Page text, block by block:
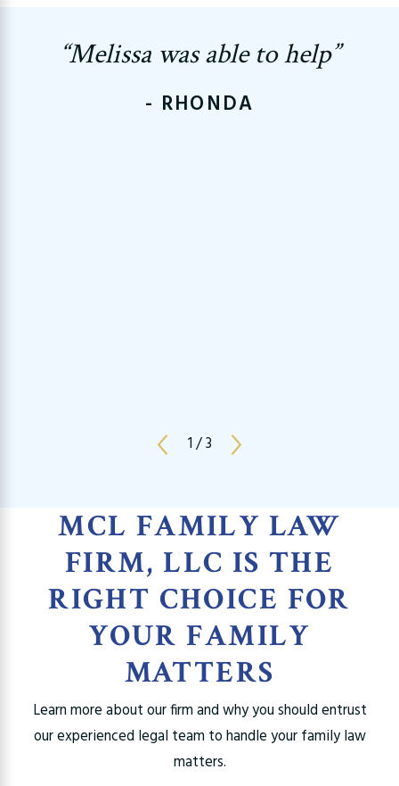
“Melissa was able to help”
- RHONDA
1/3
MCL FAMILY LAW
FIRM, LLC IS THE
RIGHT CHOICE FOR
YOUR FAMILY
MATTERS
Learn more about our firm and why you should entrust
our experienced legal team to handle your family law
matters.